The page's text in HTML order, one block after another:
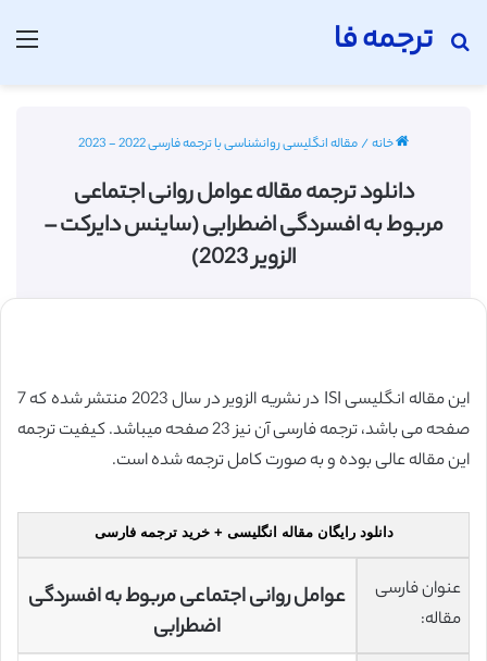
ترجمه فا
جستجو برای
خانه/مقاله انگلیسی روانشناسی با ترجمه فارسی 2022 - 2023
دانلود ترجمه مقاله عوامل روانی اجتماعی
مربوط به افسردگی اضطرابی (ساینس دایرکت –
الزویر 2023)
این مقاله انگلیسی ISI در نشریه الزویر در سال 2023 منتشر شده که 7
صفحه می باشد، ترجمه فارسی آن نیز 23 صفحه میباشد. کیفیت ترجمه
این مقاله عالی بوده و به صورت کامل ترجمه شده است.
دانلود رایگان مقاله انگلیسی + خرید ترجمه فارسی
عنوان فارسی
مقاله:
عوامل روانی اجتماعی مربوط به افسردگی
اضطرابی